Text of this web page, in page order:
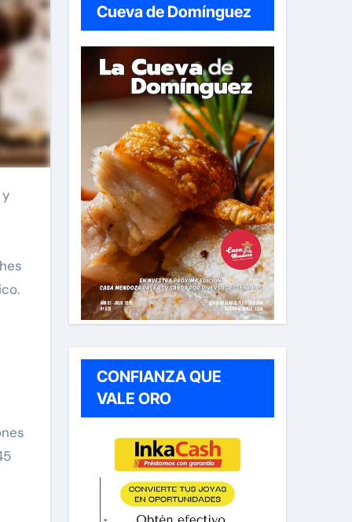
Cueva de Domínguez
CONFIANZA QUE
VALE ORO